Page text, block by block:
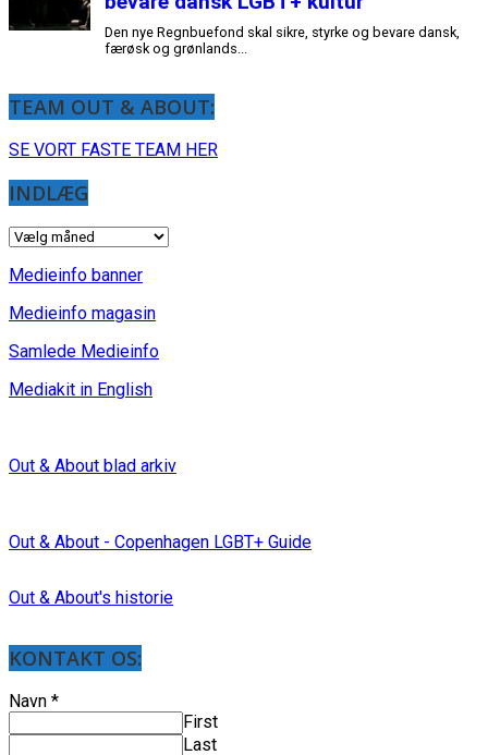
Den nye Regnbuefond skal sikre, styrke og bevare dansk,
færøsk og grønlands...
TEAM OUT & ABOUT:
SE VORT FASTE TEAM HER
INDLÆG
INDLÆG
Medieinfo banner
Medieinfo magasin
Samlede Medieinfo
Mediakit in English
Out & About blad arkiv
Out & About - Copenhagen LGBT+ Guide
Out & About's historie
KONTAKT OS:
Navn *
First
Last